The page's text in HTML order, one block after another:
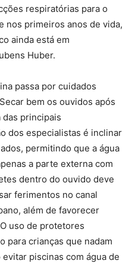
respiratórias para o
nos primeiros anos de vida,
ainda está em
Huber.
passa por cuidados
bem os ouvidos após
das principais
dos especialistas é inclinar
permitindo que a água
a parte externa com
dentro do ouvido deve
ferimentos no canal
além de favorecer
uso de protetores
para crianças que nadam
piscinas com água de